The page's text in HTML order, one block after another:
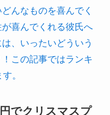
んなものを喜んでく
喜んでくれる彼氏へ
、いったいどういう
この記事ではランキ
。
でクリスマスプ